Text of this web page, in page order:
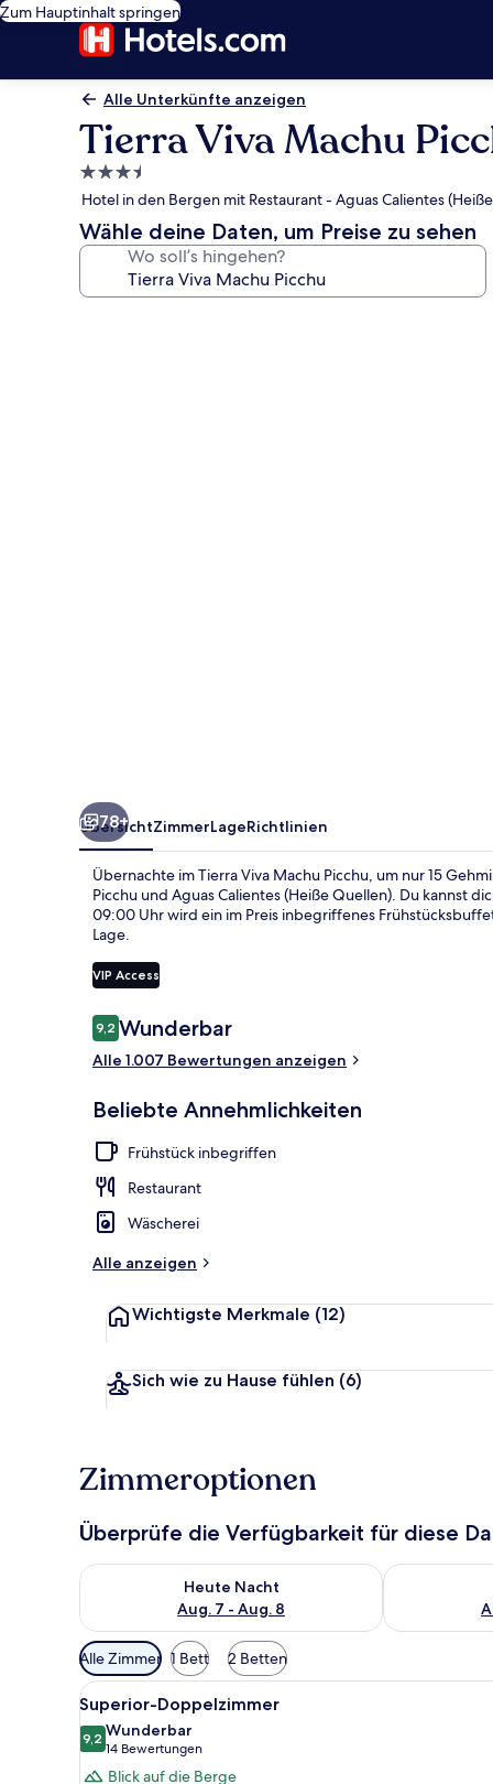
Zum Hauptinhalt springen
Alle Unterkünfte anzeigen
Tierra Viva Machu
3.5-
Sterne-
Unterkunft
Hotel in den Bergen mit Restaurant - Aguas Calientes
Wähle deine Daten, um Preise zu sehen
Wo soll’s hingehen?
78+
ÜbersichtZimmerLageRichtlinien
Übernachte im Tierra Viva Machu Picchu, um nur 15
Picchu und Aguas Calientes (Heiße Quellen). Du kannst
09:00 Uhr wird ein im Preis inbegriffenes
Lage.
VIP Access
Bewertungen
9,29,2 von 10.
Wunderbar
Alle 1.007 Bewertungen anzeigen
Beliebte Annehmlichkeiten
Frühstück inbegriffen
Restaurant
Wäscherei
Alle anzeigen
Wichtigste Merkmale (12)
Sich wie zu Hause fühlen (6)
Zimmeroptionen
Überprüfe die Verfügbarkeit für diese
Heute Nacht
Aug. 7 - Aug. 8
Überprüfe die Verfügbarkeit für heute Nacht, Aug. 7
Überprüfe
Verfügbare
Filter
für
Zimmer
Alle Zimmer 1 Bett 2 Betten
Alle
Fotos
für
Superior-
Ein Hotelzimmer mit Bett,
9
Superior-Doppelzimmer
9,29,2 von 10
Wunderbar
14 Bewertungen
(14
Bewertungen)
Blick auf die Berge